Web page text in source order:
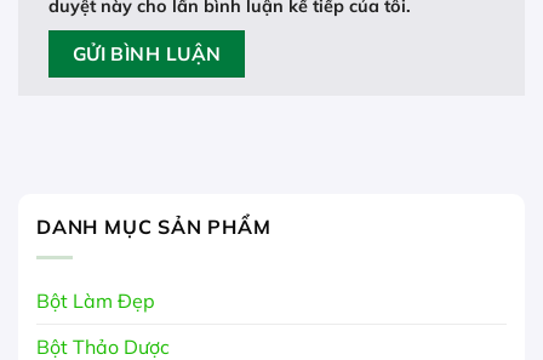
duyệt này cho lần bình luận kế tiếp của tôi.
DANH MỤC SẢN PHẨM
Bột Làm Đẹp
Bột Thảo Dược